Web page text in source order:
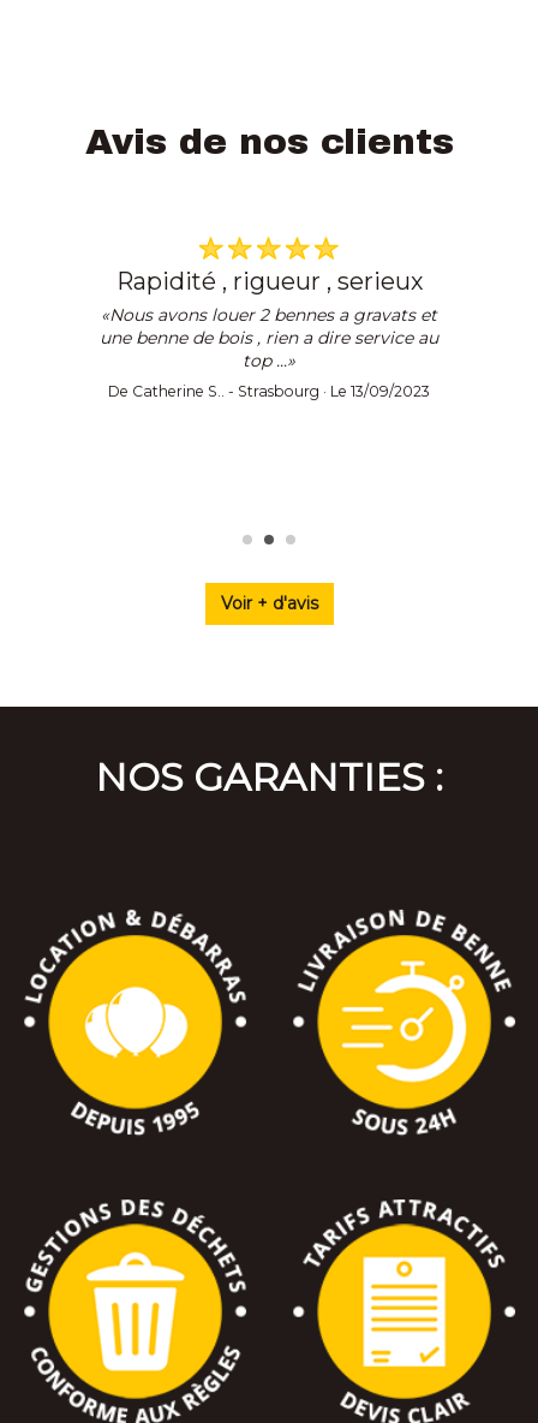
Avis de nos clients
rapidité , rigueur , serieux
«Nous avons louer 2 bennes a gravats et
une benne de bois , rien a dire service au
top ...»
De Catherine S.. - Strasbourg · Le 13/09/2023
Voir + d'avis
NOS GARANTIES :